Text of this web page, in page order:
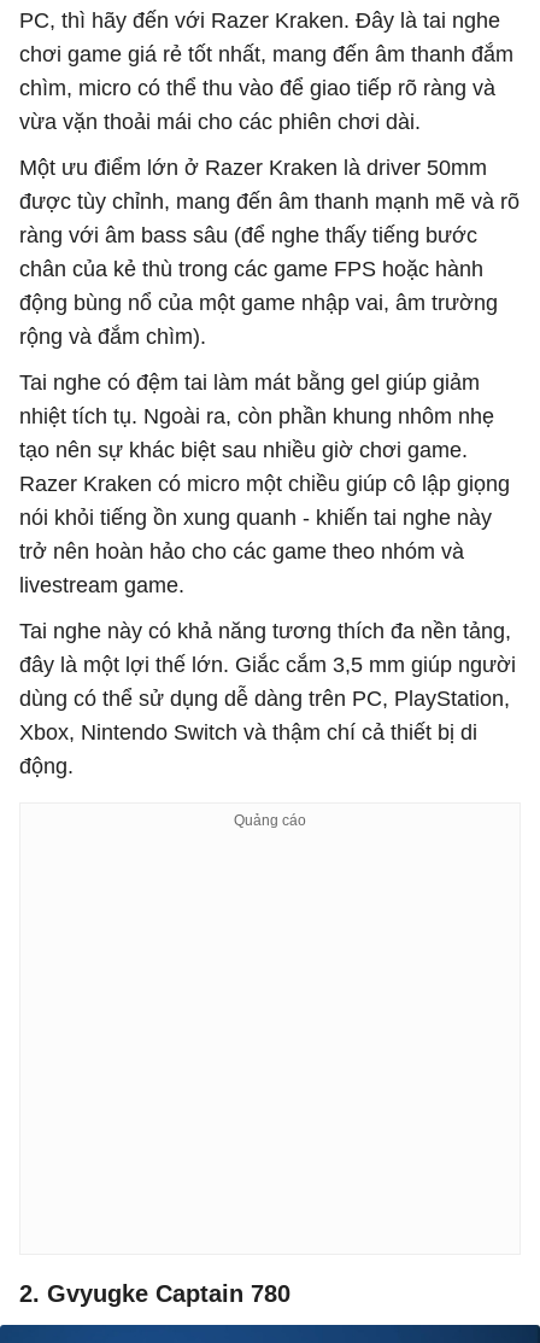
PC, thì hãy đến với Razer Kraken. Đây là tai nghe
chơi game giá rẻ tốt nhất, mang đến âm thanh đắm
chìm, micro có thể thu vào để giao tiếp rõ ràng và
vừa vặn thoải mái cho các phiên chơi dài.
Một ưu điểm lớn ở Razer Kraken là driver 50mm
được tùy chỉnh, mang đến âm thanh mạnh mẽ và rõ
ràng với âm bass sâu (để nghe thấy tiếng bước
chân của kẻ thù trong các game FPS hoặc hành
động bùng nổ của một game nhập vai, âm trường
rộng và đắm chìm).
Tai nghe có đệm tai làm mát bằng gel giúp giảm
nhiệt tích tụ. Ngoài ra, còn phần khung nhôm nhẹ
tạo nên sự khác biệt sau nhiều giờ chơi game.
Razer Kraken có micro một chiều giúp cô lập giọng
nói khỏi tiếng ồn xung quanh - khiến tai nghe này
trở nên hoàn hảo cho các game theo nhóm và
livestream game.
Tai nghe này có khả năng tương thích đa nền tảng,
đây là một lợi thế lớn. Giắc cắm 3,5 mm giúp người
dùng có thể sử dụng dễ dàng trên PC, PlayStation,
Xbox, Nintendo Switch và thậm chí cả thiết bị di
động.
2. Gvyugke Captain 780